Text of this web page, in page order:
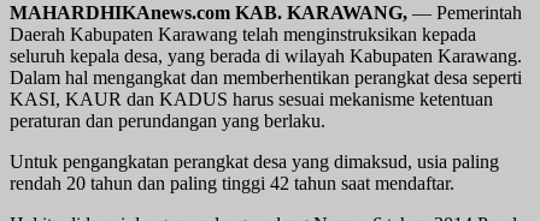
MAHARDHIKAnews.com KAB. KARAWANG, — Pemerintah
Daerah Kabupaten Karawang telah menginstruksikan kepada
seluruh kepala desa, yang berada di wilayah Kabupaten Karawang.
Dalam hal mengangkat dan memberhentikan perangkat desa seperti
KASI, KAUR dan KADUS harus sesuai mekanisme ketentuan
peraturan dan perundangan yang berlaku.
Untuk pengangkatan perangkat desa yang dimaksud, usia paling
rendah 20 tahun dan paling tinggi 42 tahun saat mendaftar.